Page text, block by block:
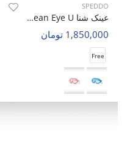
SPEDDO
عینک شنا Unisex Speddo Ocean Eye U
1,850,000 تومان
Free